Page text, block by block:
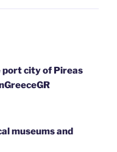
port city of Pireas
museums and